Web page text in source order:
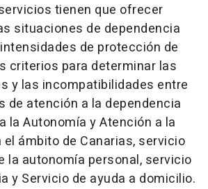
tienen que ofrecer
situaciones de dependencia
de protección de
criterios para determinar las
y las incompatibilidades entre
de atención a la dependencia
la Autonomía y Atención a la
el ámbito de Canarias, servicio
la autonomía personal, servicio
y Servicio de ayuda a domicilio.